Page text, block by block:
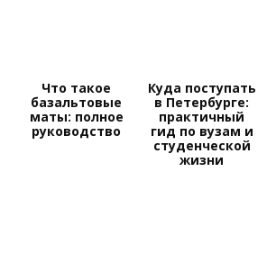
Что такое
базальтовые
маты: полное
руководство
Куда поступать
в Петербурге:
практичный
гид по вузам и
студенческой
жизни